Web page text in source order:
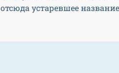
устаревшее